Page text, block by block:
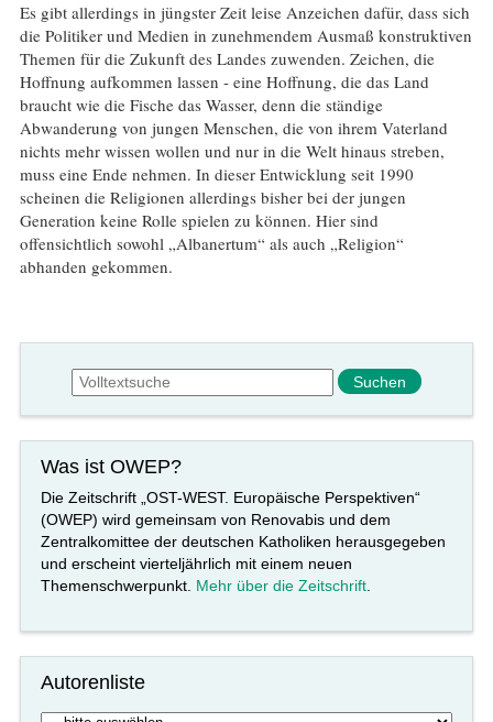
Es gibt allerdings in jüngster Zeit leise Anzeichen dafür, dass sich
die Politiker und Medien in zunehmendem Ausmaß konstruktiven
Themen für die Zukunft des Landes zuwenden. Zeichen, die
Hoffnung aufkommen lassen - eine Hoffnung, die das Land
braucht wie die Fische das Wasser, denn die ständige
Abwanderung von jungen Menschen, die von ihrem Vaterland
nichts mehr wissen wollen und nur in die Welt hinaus streben,
muss eine Ende nehmen. In dieser Entwicklung seit 1990
scheinen die Religionen allerdings bisher bei der jungen
Generation keine Rolle spielen zu können. Hier sind
offensichtlich sowohl „Albanertum“ als auch „Religion“
abhanden gekommen.
Suchformular
Suche
Was ist OWEP?
Die Zeitschrift „OST-WEST. Europäische Perspektiven“
(OWEP) wird gemeinsam von Renovabis und dem
Zentralkomittee der deutschen Katholiken herausgegeben
und erscheint vierteljährlich mit einem neuen
Themenschwerpunkt. Mehr über die Zeitschrift.
Autorenliste